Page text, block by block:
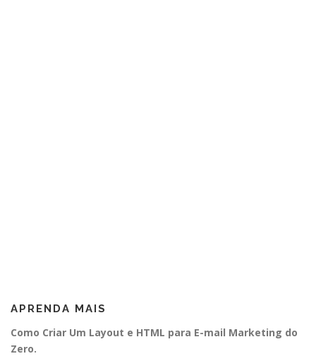
APRENDA MAIS
Como Criar Um Layout e HTML para E-mail Marketing do
Zero.